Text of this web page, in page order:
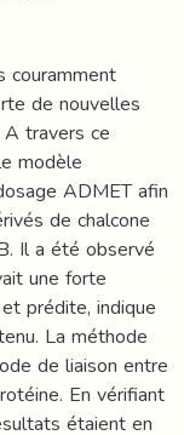
de nouvelles
travers ce
modèle
ADMET afin
de chalcone
Il a été observé
une forte
prédite, indique
La méthode
de liaison entre
En vérifiant
étaient en